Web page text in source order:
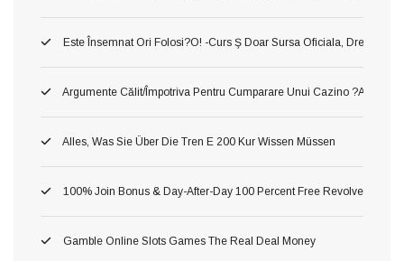
Este Însemnat Ori Folosi?o! -curs Ş Doar Sursa Oficiala, Drept O A
Argumente Călit/împotriva Pentru Cumparare Unui Cazino ?au! Asta
Alles, Was Sie Über Die Tren E 200 Kur Wissen Müssen
100% Join Bonus & Day-After-Day 100 Percent Free Revolves
Gamble Online Slots Games The Real Deal Money